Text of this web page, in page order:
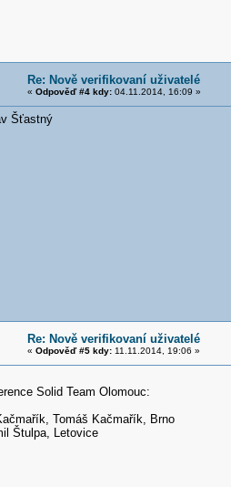
Re: Nově verifikovaní uživatelé
« Odpověď #4 kdy:04.11.2014, 16:09 »
Šťastný
Re: Nově verifikovaní uživatelé
« Odpověď #5 kdy:11.11.2014, 19:06 »
Solid Team Olomouc:
Tomáš Kačmařík, Brno
Štulpa, Letovice